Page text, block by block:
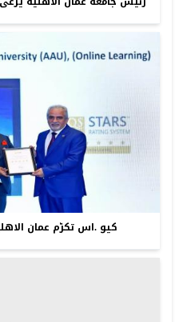
كيو .اس تكرّم عمان الاهلية